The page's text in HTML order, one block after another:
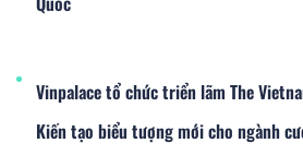
Vinpalace tổ chức triển lãm The
Kiến tạo biểu tượng mới cho ngành